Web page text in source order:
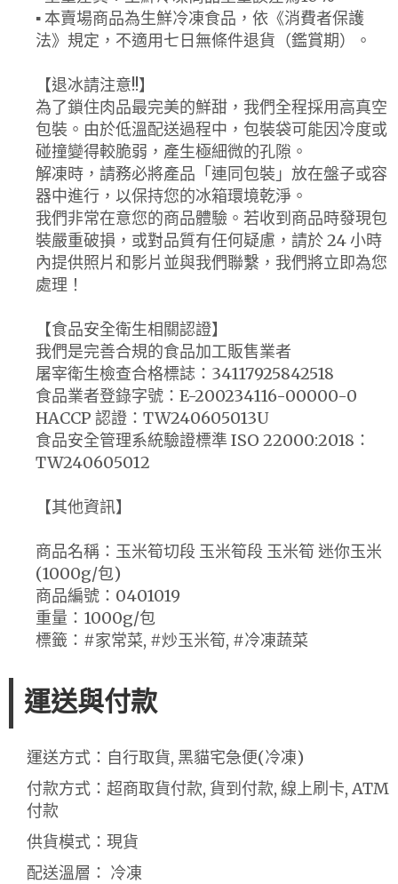
▪ 本賣場商品為生鮮冷凍食品，依《消費者保護
法》規定，不適用七日無條件退貨（鑑賞期）。
【退冰請注意!!】
為了鎖住肉品最完美的鮮甜，我們全程採用高真空
包裝。由於低溫配送過程中，包裝袋可能因冷度或
碰撞變得較脆弱，產生極細微的孔隙。
解凍時，請務必將產品「連同包裝」放在盤子或容
器中進行，以保持您的冰箱環境乾淨。
我們非常在意您的商品體驗。若收到商品時發現包
裝嚴重破損，或對品質有任何疑慮，請於 24 小時
內提供照片和影片並與我們聯繫，我們將立即為您
處理！
【食品安全衛生相關認證】
我們是完善合規的食品加工販售業者
屠宰衛生檢查合格標誌：34117925842518
食品業者登錄字號：E-200234116-00000-0
HACCP 認證：TW240605013U
食品安全管理系統驗證標準 ISO 22000:2018：
TW240605012
【其他資訊】
商品名稱：玉米筍切段 玉米筍段 玉米筍 迷你玉米
(1000g/包)
商品編號：0401019
重量：1000g/包
標籤：#家常菜, #炒玉米筍, #冷凍蔬菜
運送與付款
運送方式：自行取貨, 黑貓宅急便(冷凍)
付款方式：超商取貨付款, 貨到付款, 線上刷卡, ATM
付款
供貨模式：現貨
配送溫層： 冷凍